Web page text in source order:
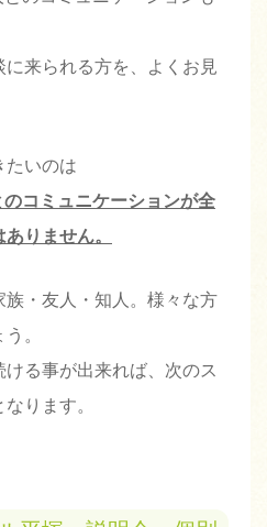
来られる方を、よくお見
たいのは
コミュニケーションが全
りません。
・友人・知人。様々な方
。
る事が出来れば、次のス
ります。